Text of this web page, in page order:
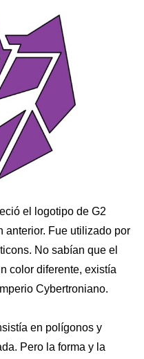
el logotipo de G2
anterior. Fue utilizado por
No sabían que el
color diferente, existía
Cybertroniano.
en polígonos y
Pero la forma y la